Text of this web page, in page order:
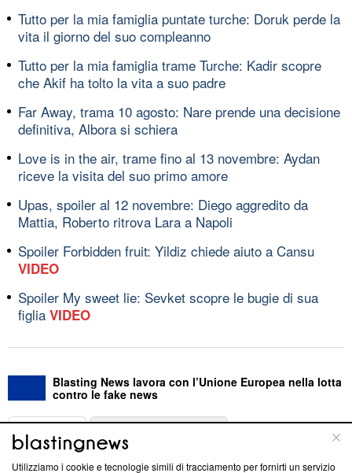
Tutto per la mia famiglia puntate turche: Doruk perde la
vita il giorno del suo compleanno
Tutto per la mia famiglia trame Turche: Kadir scopre
che Akif ha tolto la vita a suo padre
Far Away, trama 10 agosto: Nare prende una decisione
definitiva, Albora si schiera
Love is in the air, trame fino al 13 novembre: Aydan
riceve la visita del suo primo amore
Upas, spoiler al 12 novembre: Diego aggredito da
Mattia, Roberto ritrova Lara a Napoli
Spoiler Forbidden fruit: Yildiz chiede aiuto a Cansu
VIDEO
Spoiler My sweet lie: Sevket scopre le bugie di sua
figlia VIDEO
Blasting News lavora con l’Unione Europea nella lotta
contro le fake news
ABOUT
Utilizziamo i cookie e tecnologie simili di tracciamento per fornirti un servizio